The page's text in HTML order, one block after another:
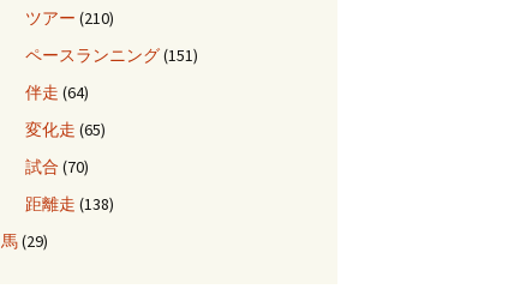
ツアー (210)
ペースランニング(151)
伴走 (64)
変化走 (65)
試合 (70)
距離走 (138)
馬(29)